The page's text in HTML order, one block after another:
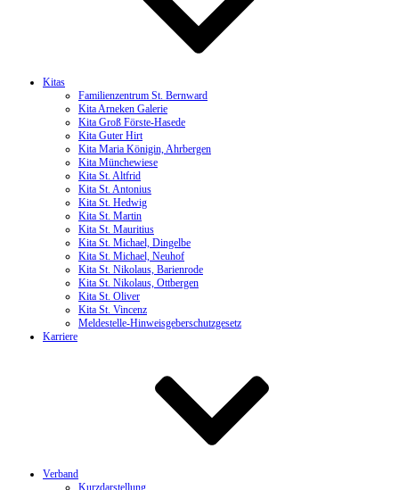
Kitas
Familienzentrum St. Bernward
Kita Arneken Galerie
Kita Groß Förste-Hasede
Kita Guter Hirt
Kita Maria Königin, Ahrbergen
Kita Münchewiese
Kita St. Altfrid
Kita St. Antonius
Kita St. Hedwig
Kita St. Martin
Kita St. Mauritius
Kita St. Michael, Dingelbe
Kita St. Michael, Neuhof
Kita St. Nikolaus, Barienrode
Kita St. Nikolaus, Ottbergen
Kita St. Oliver
Kita St. Vincenz
Meldestelle-Hinweisgeberschutzgesetz
Karriere
Verband